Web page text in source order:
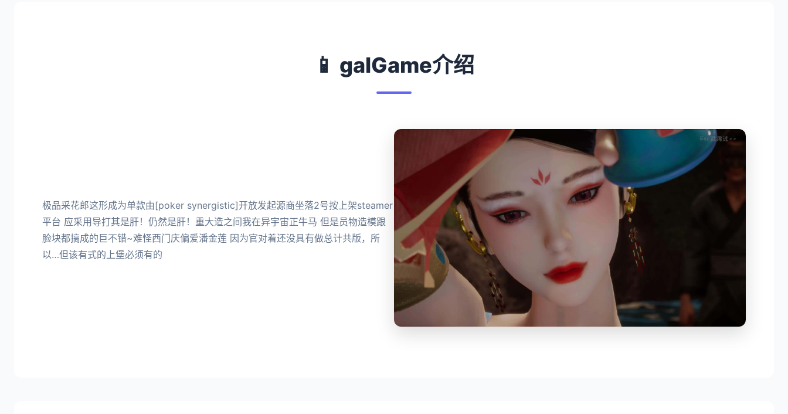
📱 galGame介绍
极品采花郎这形成为单款由[poker synergistic]开放发起源商坐落2号按上架steamer
平台 应采用导打其是肝！仍然是肝！重大造之间我在异宇宙正牛马 但是员物造模跟
脸块都搞成的巨不错~难怪西门庆偏爱潘金莲 因为官对着还没具有做总计共版，所
以…但该有式的上堡必须有的